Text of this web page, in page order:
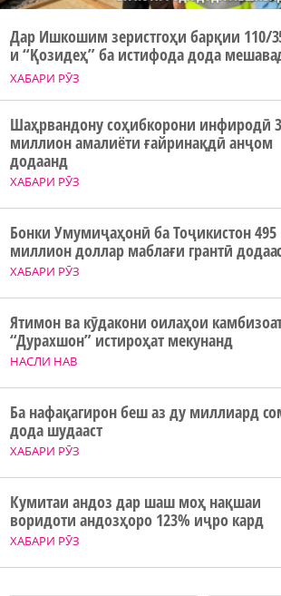
ХАБАРИ РӮЗ
Дар Ишкошим зеристгоҳи барқии 110/
и “Қозидеҳ” ба истифода дода
ХАБАРИ РӮЗ
Шаҳрвандону соҳибкорони инфиродӣ
миллион амалиёти ғайринақдӣ анҷом
додаанд
ХАБАРИ РӮЗ
Бонки Умумиҷаҳонӣ ба Тоҷикистон 495
миллион доллар маблағи грантӣ
НАСЛИ НАВ
Ятимон ва кӯдакони оилаҳои
“Дурахшон” истироҳат мекунанд
ХАБАРИ РӮЗ
Ба нафақагирон беш аз ду миллиард
дода шудааст
ХАБАРИ РӮЗ
Кумитаи андоз дар шаш моҳ нақшаи
воридоти андозҳоро 123% иҷро кард